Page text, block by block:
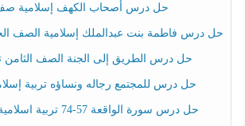
حل درس أصحاب الكهف إسلامية
حل درس فاطمة بنت عبدالملك إسلامية الصف
حل درس الطريق إلى الجنة الصف الثامن
حل درس للمجتمع رجاله ونساؤه تربية
حل درس سورة الواقعة 57-74 تربية اسلامية الصف التاسع